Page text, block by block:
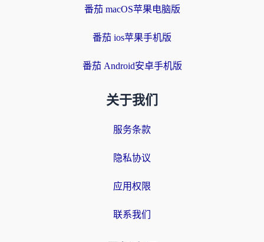
番茄 macOS苹果电脑版
番茄 ios苹果手机版
番茄 Android安卓手机版
关于我们
服务条款
隐私协议
应用权限
联系我们